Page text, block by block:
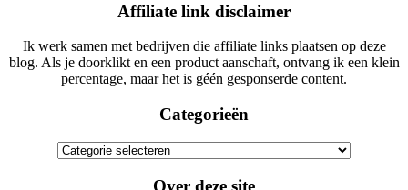
Affiliate link disclaimer
Ik werk samen met bedrijven die affiliate links plaatsen op deze
blog. Als je doorklikt en een product aanschaft, ontvang ik een klein
percentage, maar het is géén gesponserde content.
Categorieën
Categorieën
Over deze site